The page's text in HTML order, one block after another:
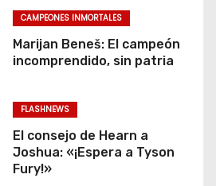
CAMPEONES INMORTALES
Marijan Beneš: El campeón
incomprendido, sin patria
FLASHNEWS
El consejo de Hearn a
Joshua: «¡Espera a Tyson
Fury!»